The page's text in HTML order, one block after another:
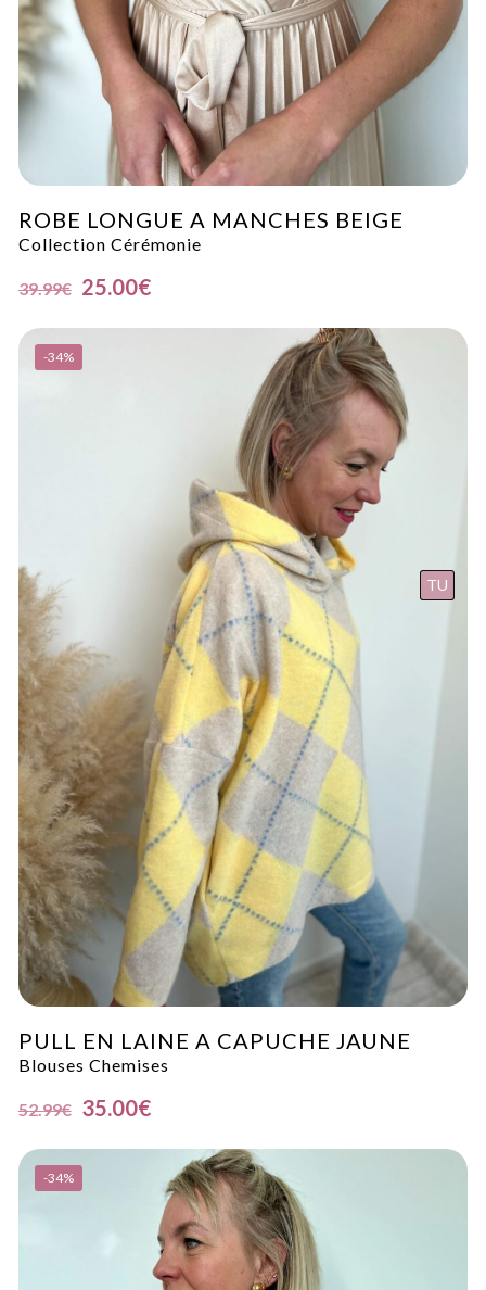
ROBE LONGUE A MANCHES BEIGE
Collection Cérémonie
39.99€ 25.00€
-34%
PULL EN LAINE A CAPUCHE JAUNE
Blouses Chemises
TU
52.99€ 35.00€
-34%